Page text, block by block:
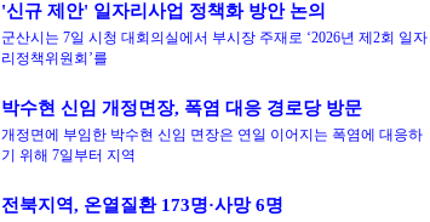
'신규 제안' 일자리사업 정책화 방안 논의
군산시는 7일 시청 대회의실에서 부시장 주재로 ‘2026년 제2회 일자
리정책위원회’를
박수현 신임 개정면장, 폭염 대응 경로당 방문
개정면에 부임한 박수현 신임 면장은 연일 이어지는 폭염에 대응하
기 위해 7일부터 지역
전북지역, 온열질환 173명·사망 6명